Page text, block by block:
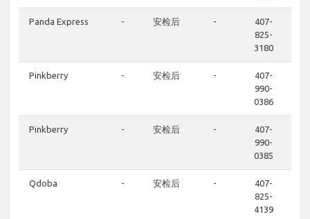
Panda Express - 安检后 -
407-
825-
3180
Pinkberry - 安检后 -
407-
990-
0386
Pinkberry - 安检后 -
407-
990-
0385
Qdoba - 安检后 -
407-
825-
4139